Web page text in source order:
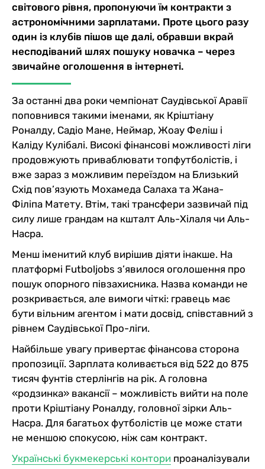
світового рівня, пропонуючи їм контракти з
астрономічними зарплатами. Проте цього разу
один із клубів пішов ще далі, обравши вкрай
несподіваний шлях пошуку новачка – через
звичайне оголошення в інтернеті.
За останні два роки чемпіонат Саудівської Аравії
поповнився такими іменами, як Кріштіану
Роналду, Садіо Мане, Неймар, Жоау Феліш і
Каліду Кулібалі. Високі фінансові можливості ліги
продовжують приваблювати топфутболістів, і
вже зараз з можливим переїздом на Близький
Схід пов’язують Мохамеда Салаха та Жана-
Філіпа Матету. Втім, такі трансфери зазвичай під
силу лише грандам на кшталт Аль-Хілаля чи Аль-
Насра.
Менш іменитий клуб вирішив діяти інакше. На
платформі Futboljobs з’явилося оголошення про
пошук опорного півзахисника. Назва команди не
розкривається, але вимоги чіткі: гравець має
бути вільним агентом і мати досвід, співставний з
рівнем Саудівської Про-ліги.
Найбільше увагу привертає фінансова сторона
пропозиції. Зарплата коливається від 522 до 875
тисяч фунтів стерлінгів на рік. А головна
«родзинка» вакансії – можливість вийти на поле
проти Кріштіану Роналду, головної зірки Аль-
Насра. Для багатьох футболістів це може стати
не меншою спокусою, ніж сам контракт.
Українські букмекерські контори проаналізували